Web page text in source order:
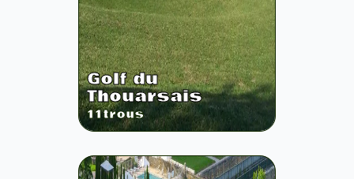
Golf du
Thouarsais
11trous